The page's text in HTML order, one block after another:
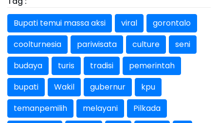
Bupati temui massa aksi
viral
gorontalo
coolturnesia
pariwisata culture
seni
budaya
turis tradisi
pemerintah
bupati
Wakil gubernur
kpu
temanpemilih
melayani
Pilkada